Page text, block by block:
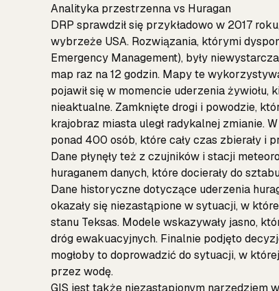
Analityka przestrzenna vs Huragan
DRP sprawdził się przykładowo w 2017
wybrzeże USA. Rozwiązania, którymi
Emergency Management), były
map raz na 12 godzin. Mapy te
pojawił się w momencie uderzenia
nieaktualne. Zamknięte drogi i powodzie,
krajobraz miasta uległ radykalnej zmianie.
ponad 400 osób, które cały czas zbierały i
Dane płynęły też z czujników i stacji
huraganem danych, które docierały do
Dane historyczne dotyczące uderzenia
okazały się niezastąpione w sytuacji, w
stanu Teksas. Modele wskazywały jasno,
dróg ewakuacyjnych. Finalnie podjęto
mogłoby to doprowadzić do sytuacji, w
przez wodę.
GIS jest także niezastąpionym narzędziem